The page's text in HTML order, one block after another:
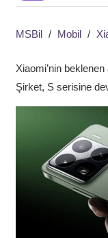
MSBil / Mobil /
Xiaomi’nin beklenen
Şirket, S serisine